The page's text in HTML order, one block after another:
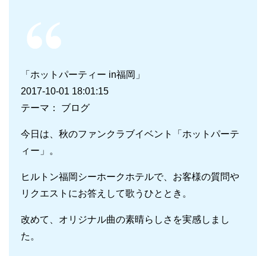
「ホットパーティー in福岡」
2017-10-01 18:01:15
テーマ： ブログ
今日は、秋のファンクラブイベント「ホットパーテ
ィー」。
ヒルトン福岡シーホークホテルで、お客様の質問や
リクエストにお答えして歌うひととき。
改めて、オリジナル曲の素晴らしさを実感しまし
た。